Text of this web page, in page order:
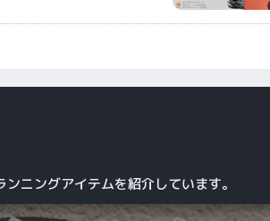
ニングアイテムを紹介しています。